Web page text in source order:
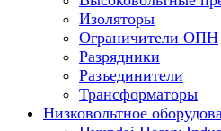
Изоляторы
Ограничители ОПН
Разрядники
Разъединители
Трансформаторы
Низковольтное